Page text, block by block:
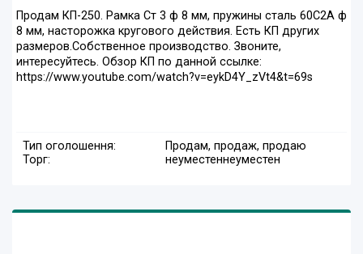
Продам КП-250. Рамка Ст 3 ф 8 мм, пружины сталь 60С2А ф
8 мм, насторожка кругового действия. Есть КП других
размеров.Собственное производство. Звоните,
интересуйтесь. Обзор КП по данной ссылке:
https://www.youtube.com/watch?v=eykD4Y_zVt4&t=69s
Тип оголошення:
Продам, продаж, продаю
Торг:
неуместеннеуместен